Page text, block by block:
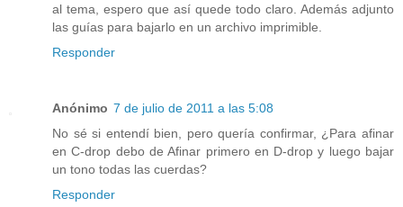
al tema, espero que así quede todo claro. Además adjunto
las guías para bajarlo en un archivo imprimible.
Responder
Anónimo 7 de julio de 2011 a las 5:08
No sé si entendí bien, pero quería confirmar, ¿Para afinar
en C-drop debo de Afinar primero en D-drop y luego bajar
un tono todas las cuerdas?
Responder